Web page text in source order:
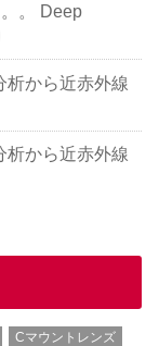
。 Deep
析から近赤外線
析から近赤外線
Cマウントレンズ